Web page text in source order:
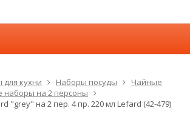
для кухни Наборы посуды
Чайные
наборы на 2 персоны
"grey" на 2 пер. 4 пр. 220 мл Lefard (42-479)